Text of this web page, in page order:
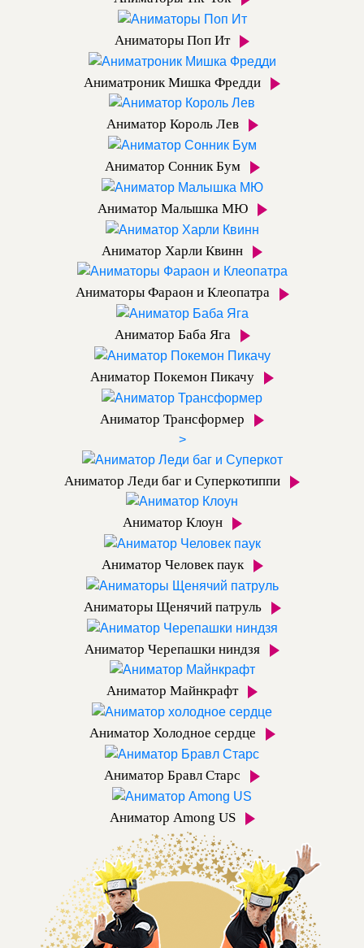
Аниматоры Поп Ит
Аниматроник Мишка Фредди
Аниматор Король Лев
Аниматор Сонник Бум
Аниматор Малышка МЮ
Аниматор Харли Квинн
Аниматоры Фараон и Клеопатра
Аниматор Баба Яга
Аниматор Покемон Пикачу
Аниматор Трансформер
>
Аниматор Леди баг и Суперкотиппи
Аниматор Клоун
Аниматор Человек паук
Аниматоры Щенячий патруль
Аниматор Черепашки ниндзя
Аниматор Майнкрафт
Аниматор Холодное сердце
Аниматор Бравл Старс
Аниматор Among US